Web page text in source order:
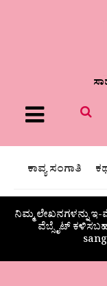
Menu
ಕಾವ್ಯ ಸಂಗಾತಿ
ನಿಮ್ಮ ಲೇಖನಗಳನ್ನು
ವೆಬ್ಸೈಟ್